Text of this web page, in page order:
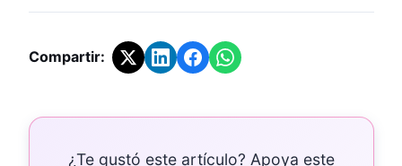
Compartir:
¿Te gustó este artículo? Apoya este